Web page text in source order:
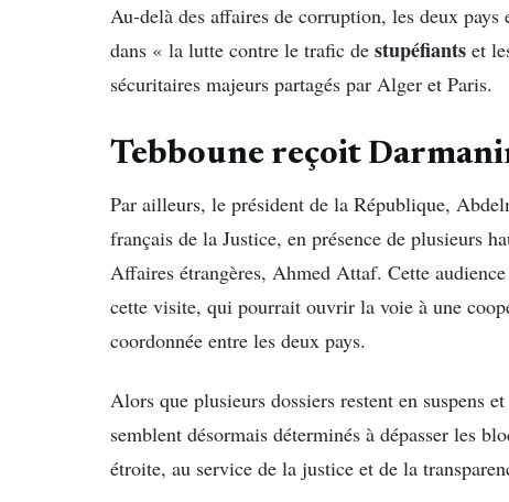
Au-delà des affaires de corruption, les deux
dans « la lutte contre le trafic de stupéfiants et
sécuritaires majeurs partagés par Alger et Paris.
Tebboune reçoit
Par ailleurs, le président de la République,
français de la Justice, en présence de plusieurs
Affaires étrangères, Ahmed Attaf. Cette
cette visite, qui pourrait ouvrir la voie à une
coordonnée entre les deux pays.
Alors que plusieurs dossiers restent en suspens
semblent désormais déterminés à dépasser les
étroite, au service de la justice et de la